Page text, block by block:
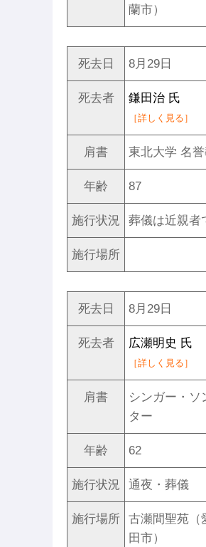
蘭市）
死去日 8月29日
死去者 鎌田治 氏
［詳しく見る］
肩書 東北大学 名
年齢 87
施行状況 葬儀は近親者
施行場所
死去日 8月29日
死去者 広瀬明史 氏
［詳しく見る］
肩書
シンガー・ソ
ター
年齢 62
施行状況 通夜・葬儀
施行場所
古瀬間聖苑（
田市）